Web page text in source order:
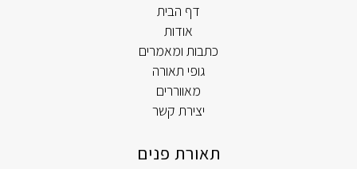
דף הבית
אודות
כתבות ומאמרים
גופי תאורה
מאווררים
יצירת קשר
תאורת פנים